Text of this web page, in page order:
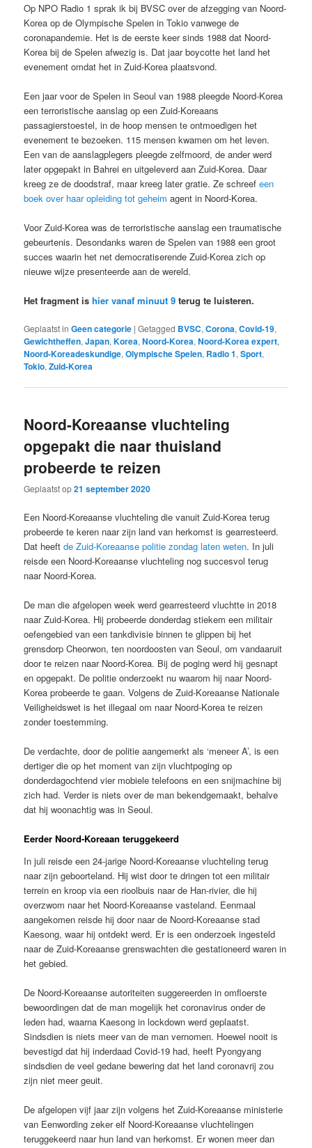
Op NPO Radio 1 sprak ik bij BVSC over de afzegging van Noord-
Korea op de Olympische Spelen in Tokio vanwege de
coronapandemie. Het is de eerste keer sinds 1988 dat Noord-
Korea bij de Spelen afwezig is. Dat jaar boycotte het land het
evenement omdat het in Zuid-Korea plaatsvond.
Een jaar voor de Spelen in Seoul van 1988 pleegde Noord-Korea
een terroristische aanslag op een Zuid-Koreaans
passagierstoestel, in de hoop mensen te ontmoedigen het
evenement te bezoeken. 115 mensen kwamen om het leven.
Een van de aanslagplegers pleegde zelfmoord, de ander werd
later opgepakt in Bahrei en uitgeleverd aan Zuid-Korea. Daar
kreeg ze de doodstraf, maar kreeg later gratie. Ze schreefeen
boek over haar opleiding tot geheim agent in Noord-Korea.
Voor Zuid-Korea was de terroristische aanslag een traumatische
gebeurtenis. Desondanks waren de Spelen van 1988 een groot
succes waarin het net democratiserende Zuid-Korea zich op
nieuwe wijze presenteerde aan de wereld.
Het fragment ishier vanaf minuut 9 terug te luisteren.
Geplaatst in Geen categorie |Getagged BVSC,Corona,Covid-19,
Gewichtheffen,Japan,Korea,Noord-Korea,Noord-Korea expert,
Noord-Koreadeskundige,Olympische Spelen, Radio 1,Sport,
Tokio,Zuid-Korea
Noord-Koreaanse vluchteling
opgepakt die naar thuisland
probeerde te reizen
Geplaatst op21 september 2020
Een Noord-Koreaanse vluchteling die vanuit Zuid-Korea terug
probeerde te keren naar zijn land van herkomst is gearresteerd.
Dat heeftde Zuid-Koreaanse politie zondag laten weten. In juli
reisde een Noord-Koreaanse vluchteling nog succesvol terug
naar Noord-Korea.
De man die afgelopen week werd gearresteerd vluchtte in 2018
naar Zuid-Korea. Hij probeerde donderdag stiekem een militair
oefengebied van een tankdivisie binnen te glippen bij het
grensdorp Cheorwon, ten noordoosten van Seoul, om vandaaruit
door te reizen naar Noord-Korea. Bij de poging werd hij gesnapt
en opgepakt. De politie onderzoekt nu waarom hij naar Noord-
Korea probeerde te gaan. Volgens de Zuid-Koreaanse Nationale
Veiligheidswet is het illegaal om naar Noord-Korea te reizen
zonder toestemming.
De verdachte, door de politie aangemerkt als ‘meneer A’, is een
dertiger die op het moment van zijn vluchtpoging op
donderdagochtend vier mobiele telefoons en een snijmachine bij
zich had. Verder is niets over de man bekendgemaakt, behalve
dat hij woonachtig was in Seoul.
Eerder Noord-Koreaan teruggekeerd
In juli reisde een 24-jarige Noord-Koreaanse vluchteling terug
naar zijn geboorteland. Hij wist door te dringen tot een militair
terrein en kroop via een rioolbuis naar de Han-rivier, die hij
overzwom naar het Noord-Koreaanse vasteland. Eenmaal
aangekomen reisde hij door naar de Noord-Koreaanse stad
Kaesong, waar hij ontdekt werd. Er is een onderzoek ingesteld
naar de Zuid-Koreaanse grenswachten die gestationeerd waren in
het gebied.
De Noord-Koreaanse autoriteiten suggereerden in omfloerste
bewoordingen dat de man mogelijk het coronavirus onder de
leden had, waarna Kaesong in lockdown werd geplaatst.
Sindsdien is niets meer van de man vernomen. Hoewel nooit is
bevestigd dat hij inderdaad Covid-19 had, heeft Pyongyang
sindsdien de veel gedane bewering dat het land coronavrij zou
zijn niet meer geuit.
De afgelopen vijf jaar zijn volgens het Zuid-Koreaanse ministerie
van Eenwording zeker elf Noord-Koreaanse vluchtelingen
teruggekeerd naar hun land van herkomst. Er wonen meer dan